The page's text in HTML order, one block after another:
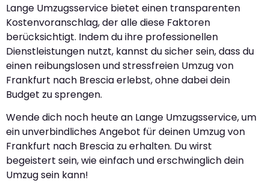
Lange Umzugsservice bietet einen transparenten
Kostenvoranschlag, der alle diese Faktoren
berücksichtigt. Indem du ihre professionellen
Dienstleistungen nutzt, kannst du sicher sein, dass du
einen reibungslosen und stressfreien Umzug von
Frankfurt nach Brescia erlebst, ohne dabei dein
Budget zu sprengen.
Wende dich noch heute an Lange Umzugsservice, um
ein unverbindliches Angebot für deinen Umzug von
Frankfurt nach Brescia zu erhalten. Du wirst
begeistert sein, wie einfach und erschwinglich dein
Umzug sein kann!